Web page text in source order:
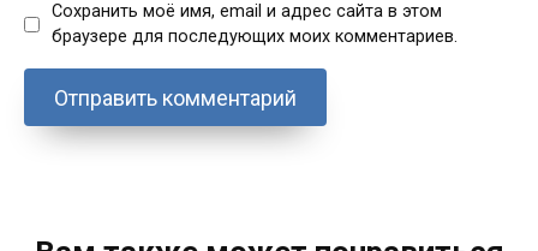
Сохранить моё имя, email и адрес сайта в этом
браузере для последующих моих комментариев.